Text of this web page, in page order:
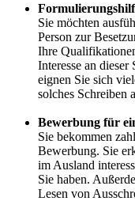
Sie möchten
Person zur
Ihre
Interesse an dieser
eignen Sie sich
solches Schreiben
Bewerbung für
Sie bekommen
Bewerbung. Sie
im Ausland
Sie haben.
Lesen von